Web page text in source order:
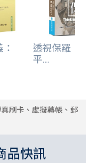
透視保羅：
平...
刷卡、虛擬轉帳、郵
品快訊